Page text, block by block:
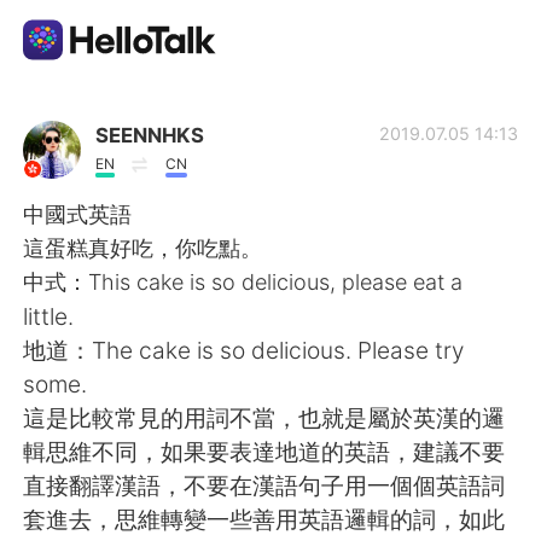
App di scambio linguistico
AI Grammar Checker
Italiano
English 简体中文
繁體中文 Español
العربية Français
SEENNHKS
EN CN
2019.07.05 14:13
中國式英語
這蛋糕真好吃，你吃點。
中式：This cake is so delicious, please eat a
little.
地道：The cake is so delicious. Please try
some.
這是比較常見的用詞不當，也就是屬於英漢的邏
輯思維不同，如果要表達地道的英語，建議不要
直接翻譯漢語，不要在漢語句子用一個個英語詞
套進去，思維轉變一些善用英語邏輯的詞，如此